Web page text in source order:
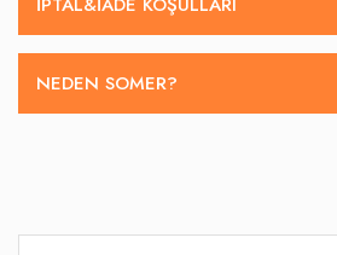
NEDEN SOMER?